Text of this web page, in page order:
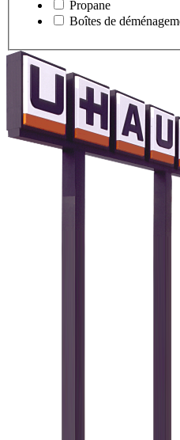
Propane
Boîtes de